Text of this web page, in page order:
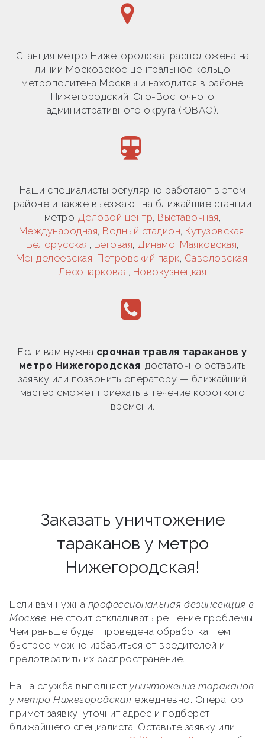
Станция метро Нижегородская расположена на
линии Московское центральное кольцо
метрополитена Москвы и находится в районе
Нижегородский Юго-Восточного
административного округа (ЮВАО).
Наши специалисты регулярно работают в этом
районе и также выезжают на ближайшие станции
метро Деловой центр, Выставочная,
Международная, Водный стадион, Кутузовская,
Белорусская, Беговая, Динамо, Маяковская,
Менделеевская, Петровский парк, Савёловская,
Лесопарковая, Новокузнецкая
Если вам нужна срочная травля тараканов у
метро Нижегородская, достаточно оставить
заявку или позвонить оператору — ближайший
мастер сможет приехать в течение короткого
времени.
Заказать уничтожение
тараканов у метро
Нижегородская!
Если вам нужна профессиональная дезинсекция в
Москве, не стоит откладывать решение проблемы.
Чем раньше будет проведена обработка, тем
быстрее можно избавиться от вредителей и
предотвратить их распространение.
Наша служба выполняет уничтожение тараканов
у метро Нижегородская ежедневно. Оператор
примет заявку, уточнит адрес и подберет
ближайшего специалиста. Оставьте заявку или